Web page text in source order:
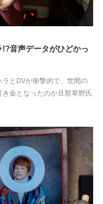
音声データがひどかっ
とDVが衝撃的で、世間の
金となったのか旦那草野氏